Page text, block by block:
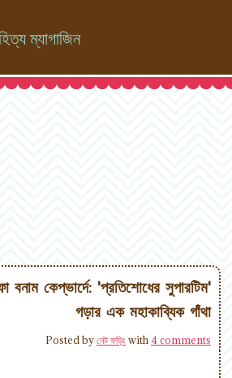
ম্যাগাজিন
বনাম কেপ্ভার্দে: 'প্রতিশোধের সুপারটিম'
গড়ার এক মহাকাব্যিক গাঁথা
Posted byনেট ফড়িং with4 comments